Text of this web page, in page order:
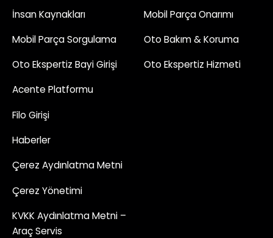
İnsan Kaynakları
Mobil Parça Sorgulama
Oto Ekspertiz Bayi Girişi
Acente Platformu
Filo Girişi
Haberler
Çerez Aydınlatma Metni
Çerez Yönetimi
KVKK Aydınlatma Metni –
Araç Servis
Mobil Parça Onarımı
Oto Bakım & Koruma
Oto Ekspertiz Hizmeti